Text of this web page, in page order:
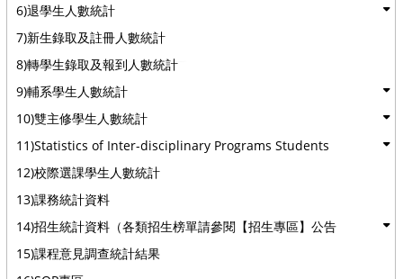
6)退學生人數統計
7)新生錄取及註冊人數統計
8)轉學生錄取及報到人數統計
9)輔系學生人數統計
10)雙主修學生人數統計
11)Statistics of Inter-disciplinary Programs Students
12)校際選課學生人數統計
13)課務統計資料
14)招生統計資料（各類招生榜單請參閱【招生專區】公告
15)課程意見調查統計結果